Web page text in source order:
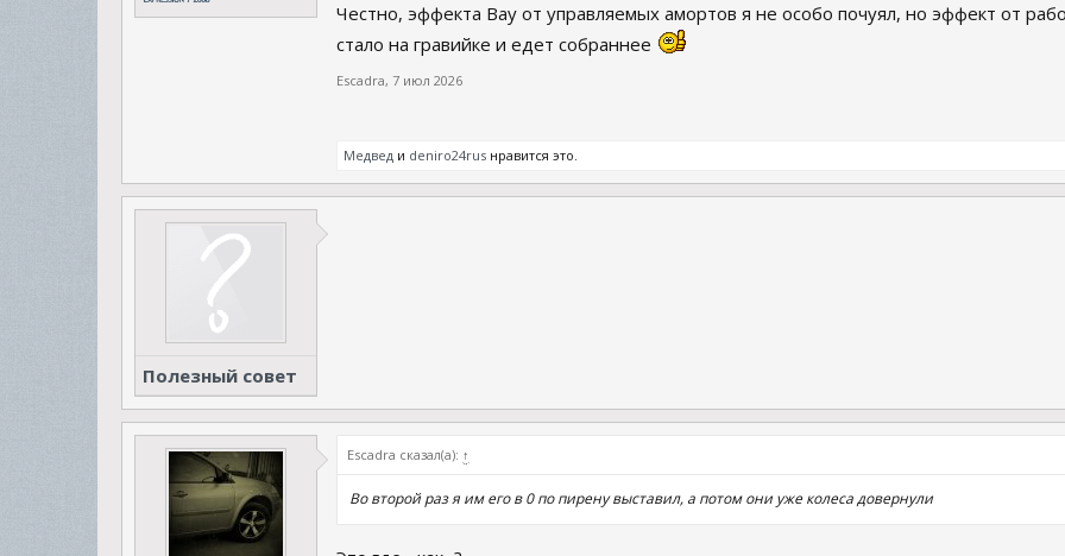
Честно, эффекта Вау от управляемых амортов я не особо почуял, но эффект от
стало на гравийке и едет собраннее
Escadra, 7 июл 2026
Медвед и deniro24rus нравится это.
Полезный совет
Escadra сказал(а): ↑
Во второй раз я им его в 0 по пирену выставил, а потом они уже колеса довернули